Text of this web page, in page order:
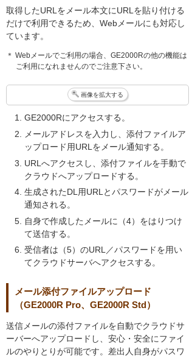
取得したURLをメール本文にURLを貼り付ける
だけで利用できるため、Webメールにも対応し
ています。
＊ Webメールでご利用の場合、GE2000Rの他の機能は
ご利用になれませんのでご注意下さい。
画像を拡大する
GE2000Rにアクセスする。
メールアドレスを入力し、添付ファイルア
ップロード用URLをメール通知する。
URLへアクセスし、添付ファイルを手動で
クラウドへアップロードする。
生成されたDL用URLとパスワードがメール
通知される。
自身で作成したメールに（4）をはりつけ
て送信する。
受信者は（5）のURL／パスワードを用い
てクラウドサーバへアクセスする。
メール添付ファイルアップロード
（GE2000R Pro、GE2000R Std）
送信メールの添付ファイルを自動でクラウドサ
ーバーへアップロードし、安心・安全にファイ
ルのやりとりが可能です。差出人自身がパスワ